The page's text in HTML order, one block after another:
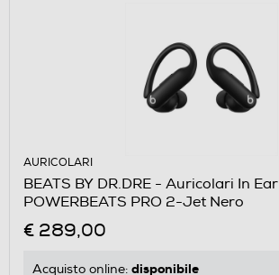
AURICOLARI
BEATS BY DR.DRE - Auricolari In Ear
POWERBEATS PRO 2-Jet Nero
€ 289,00
Acquisto online: disponibile